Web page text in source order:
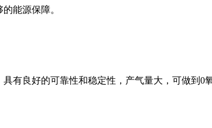
能源保障。
有良好的可靠性和稳定性，产气量大，可做到0